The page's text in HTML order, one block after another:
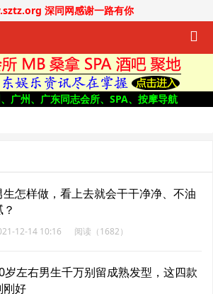
深同网感谢一路有你
广州、广东同志会所、SPA、按摩导航
生怎样做，看上去就会干干净净、不油
12-14 10:16 阅读（1682）
岁左右男生千万别留成熟发型，这四款
刚好